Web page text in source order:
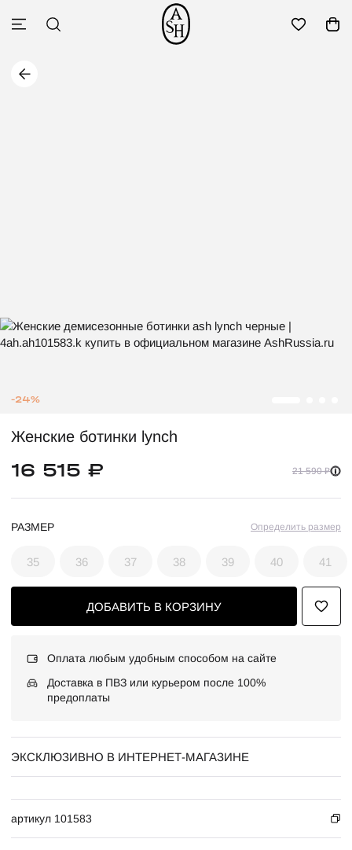
-24%
Женские ботинки lynch
16 515 ₽ 21 590 ₽
РАЗМЕР Определить размер
35 36 37 38 39 40 41
ДОБАВИТЬ В КОРЗИНУ
Оплата любым удобным способом на сайте
Доставка в ПВЗ или курьером после 100%
предоплаты
ЭКСКЛЮЗИВНО В ИНТЕРНЕТ-МАГАЗИНЕ
артикул 101583